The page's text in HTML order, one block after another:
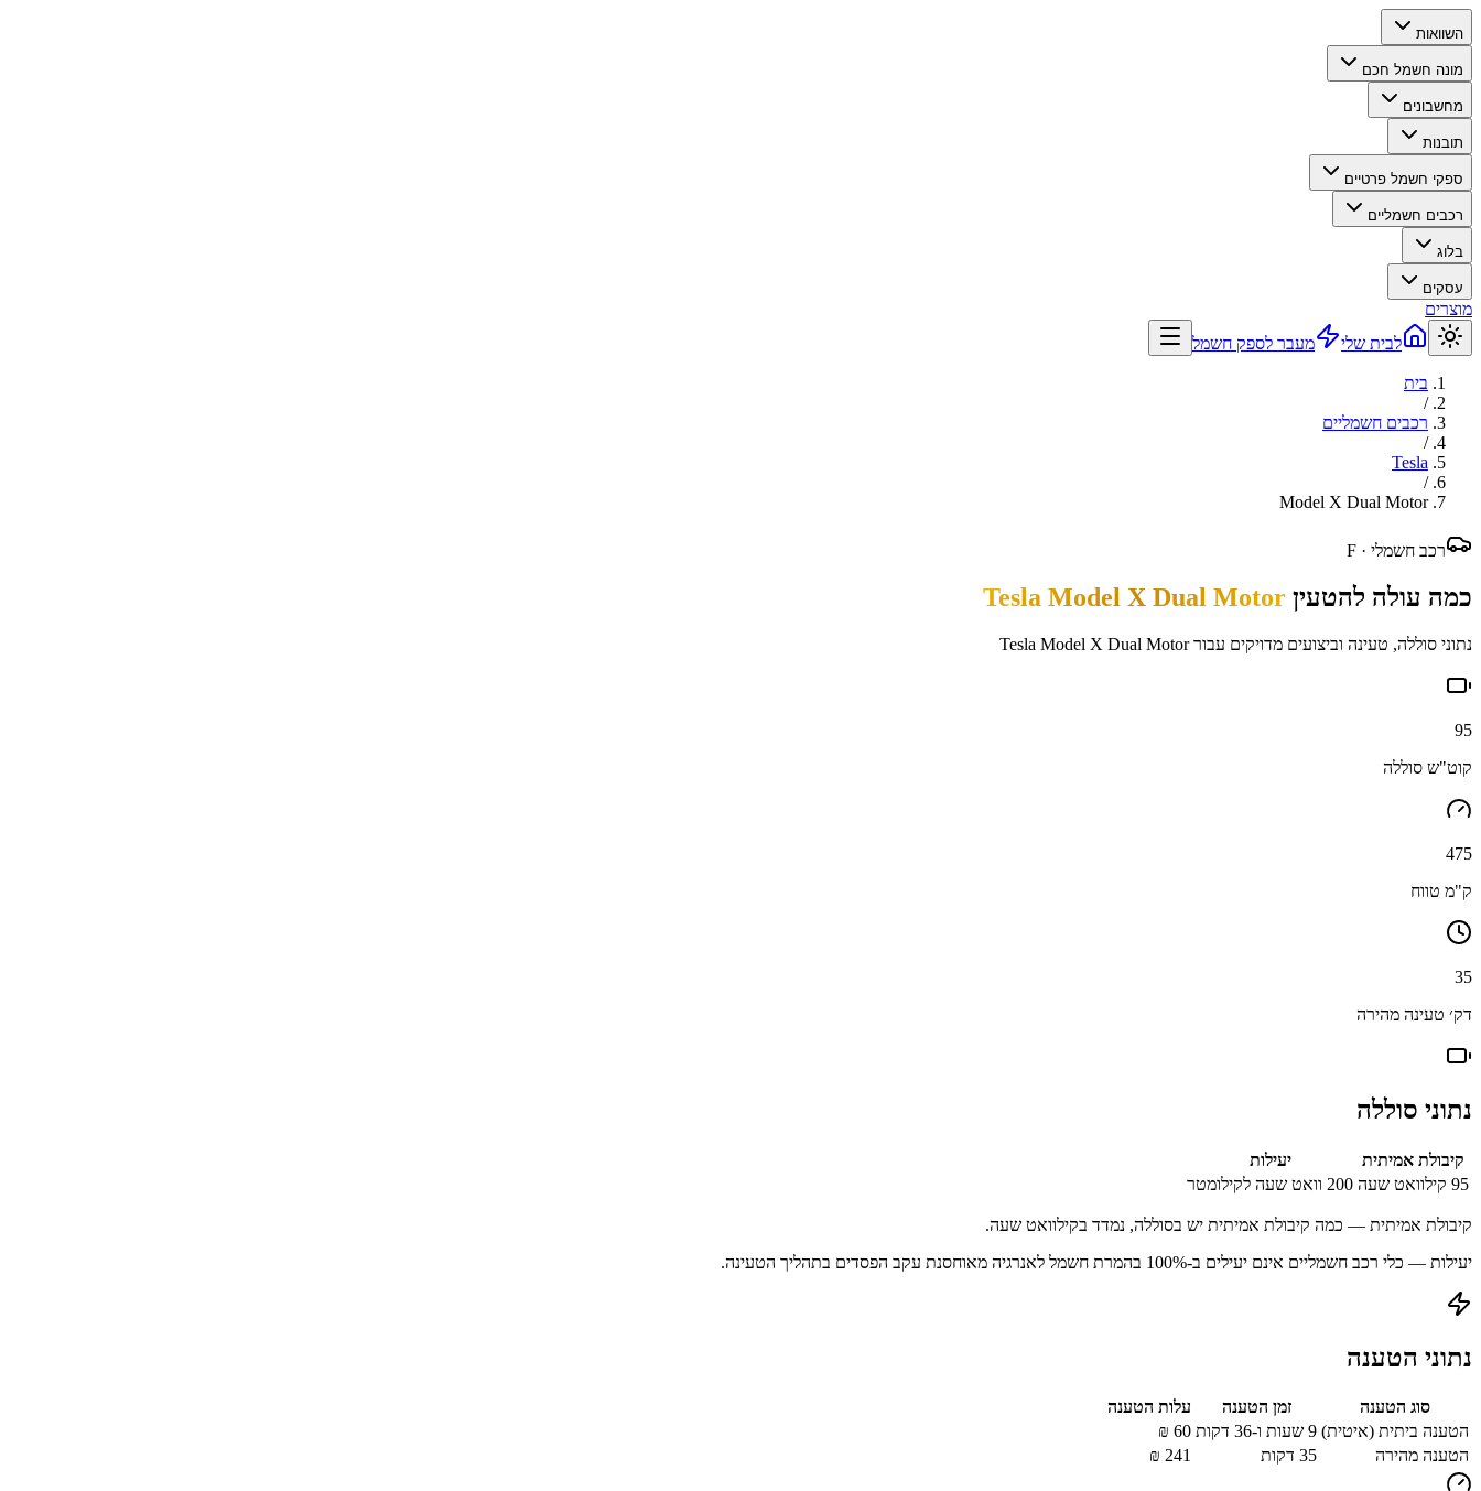
השוואות
מונה חשמל חכם
מחשבונים
תובנות
ספקי חשמל פרטיים
רכבים חשמליים
בלוג
עסקים
מוצרים
לבית שלי
מעבר לספק חשמל
בית
/
רכבים חשמליים
/
Tesla
/
Model X Dual Motor
רכב חשמלי · F
כמה עולה להטעין Tesla Model X Dual Motor
נתוני סוללה, טעינה וביצועים מדויקים עבורTesla Model X Dual Motor
95
קוט"ש סוללה
475
ק"מ טווח
35
דק׳ טעינה מהירה
נתוני סוללה
קיבולת אמיתית
יעילות
95 קילוואט שעה 200 וואט שעה לקילומטר
קיבולת אמיתית — כמה קיבולת אמיתית יש בסוללה, נמדד בקילוואט שעה.
יעילות — כלי רכב חשמליים אינם יעילים ב-100% בהמרת חשמל לאנרגיה מאוחסנת עקב הפסדים בתהליך הטעינה.
נתוני הטענה
סוג הטענה זמן הטענה
עלות הטענה
הטענה ביתית (איטית) 9 שעות ו-36 דקות 60
₪
הטענה מהירה
35 דקות 241
₪